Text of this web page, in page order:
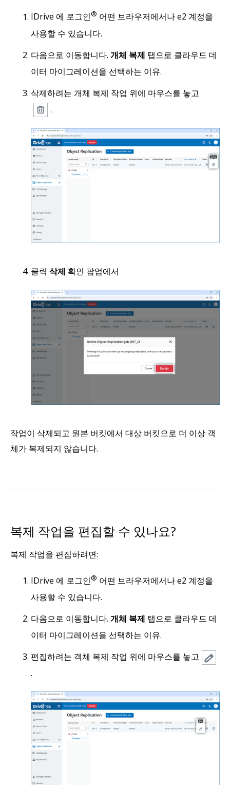
IDrive 에 로그인® 어떤 브라우저에서나 e2 계정을
사용할 수 있습니다.
다음으로 이동합니다. 개체 복제 탭으로 클라우드 데
이터 마이그레이션을 선택하는 이유.
삭제하려는 개체 복제 작업 위에 마우스를 놓고
.
클릭 삭제 확인 팝업에서
작업이 삭제되고 원본 버킷에서 대상 버킷으로 더 이상 객
체가 복제되지 않습니다.
복제 작업을 편집할 수 있나요?
복제 작업을 편집하려면:
IDrive 에 로그인® 어떤 브라우저에서나 e2 계정을
사용할 수 있습니다.
다음으로 이동합니다. 개체 복제 탭으로 클라우드 데
이터 마이그레이션을 선택하는 이유.
편집하려는 객체 복제 작업 위에 마우스를 놓고
.